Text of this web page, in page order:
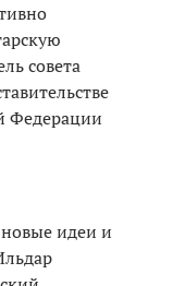
совета
Федерации
идеи и